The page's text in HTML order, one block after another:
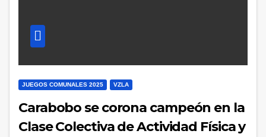
JUEGOS COMUNALES 2025 VZLA
Carabobo se corona campeón en la
Clase Colectiva de Actividad Física y